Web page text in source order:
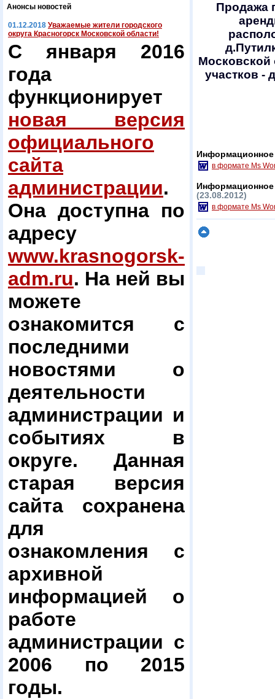
Анонсы новостей
01.12.2018 Уважаемые жители городского
округа Красногорск Московской области!
С января 2016
года
функционирует
новая версия
официального
сайта
администрации.
Она доступна по
адресу
www.krasnogorsk-
adm.ru. На ней вы
можете
ознакомится с
последними
новостями о
деятельности
администрации и
событиях в
округе. Данная
старая версия
сайта сохранена
для
ознакомления с
архивной
информацией о
работе
администрации с
2006 по 2015
годы.
Продажа
Московской
участков -
в формате Ms
Информационное
(23.08.2012)
в формате Ms